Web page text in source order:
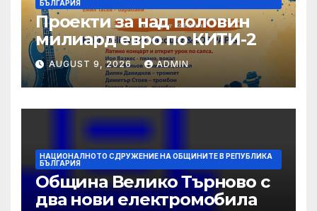
БЪЛГАРИЯ
Проекти за над половин
милиард евро по КИТИ-2
AUGUST 9, 2026 ADMIN
НАЦИОНАЛНОТО СДРУЖЕНИЕ НА ОБЩИНИТЕ В РЕПУБЛИКА
БЪЛГАРИЯ
Община Велико Търново с
два нови електромобила